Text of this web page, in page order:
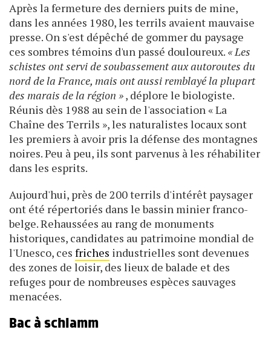
Après la fermeture des derniers puits de mine,
dans les années 1980, les terrils avaient mauvaise
presse. On s'est dépêché de gommer du paysage
ces sombres témoins d'un passé douloureux. « Les
schistes ont servi de soubassement aux autoroutes du
nord de la France, mais ont aussi remblayé la plupart
des marais de la région », déplore le biologiste.
Réunis dès 1988 au sein de l'association « La
Chaîne des Terrils », les naturalistes locaux sont
les premiers à avoir pris la défense des montagnes
noires. Peu à peu, ils sont parvenus à les réhabiliter
dans les esprits.
Aujourd'hui, près de 200 terrils d'intérêt paysager
ont été répertoriés dans le bassin minier franco-
belge. Rehaussées au rang de monuments
historiques, candidates au patrimoine mondial de
l'Unesco, ces friches industrielles sont devenues
des zones de loisir, des lieux de balade et des
refuges pour de nombreuses espèces sauvages
menacées.
Bac à schlamm